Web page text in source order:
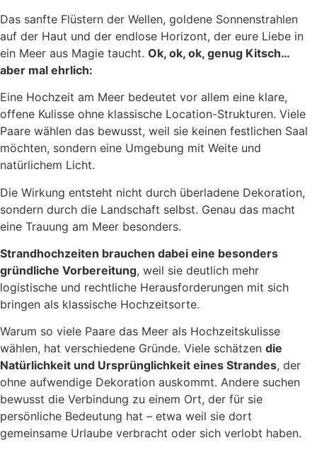
Das sanfte Flüstern der Wellen, goldene Sonnenstrahlen
auf der Haut und der endlose Horizont, der eure Liebe in
ein Meer aus Magie taucht. Ok, ok, ok, genug Kitsch…
aber mal ehrlich:
Eine Hochzeit am Meer bedeutet vor allem eine klare,
offene Kulisse ohne klassische Location-Strukturen. Viele
Paare wählen das bewusst, weil sie keinen festlichen Saal
möchten, sondern eine Umgebung mit Weite und
natürlichem Licht.
Die Wirkung entsteht nicht durch überladene Dekoration,
sondern durch die Landschaft selbst. Genau das macht
eine Trauung am Meer besonders.
Strandhochzeiten brauchen dabei eine besonders
gründliche Vorbereitung, weil sie deutlich mehr
logistische und rechtliche Herausforderungen mit sich
bringen als klassische Hochzeitsorte.
Warum so viele Paare das Meer als Hochzeitskulisse
wählen, hat verschiedene Gründe. Viele schätzen die
Natürlichkeit und Ursprünglichkeit eines Strandes, der
ohne aufwendige Dekoration auskommt. Andere suchen
bewusst die Verbindung zu einem Ort, der für sie
persönliche Bedeutung hat – etwa weil sie dort
gemeinsame Urlaube verbracht oder sich verlobt haben.